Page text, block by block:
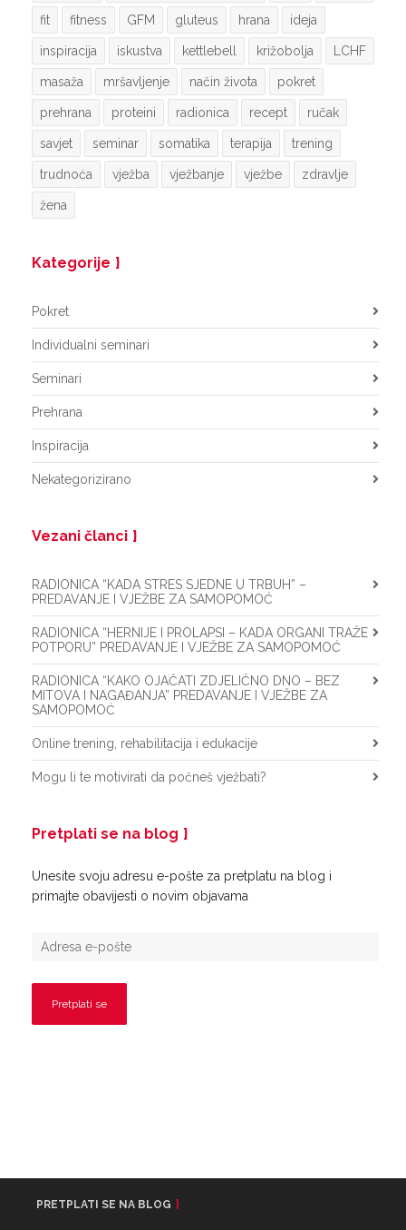
fit fitness GFM gluteus hrana ideja
inspiracija iskustva kettlebell križobolja LCHF
masaža mršavljenje način života pokret
prehrana proteini radionica recept ručak
savjet seminar somatika terapija trening
trudnoća vježba vježbanje vježbe zdravlje
žena
Kategorije
Pokret
Individualni seminari
Seminari
Prehrana
Inspiracija
Nekategorizirano
Vezani članci
RADIONICA “KADA STRES SJEDNE U TRBUH” –
PREDAVANJE I VJEŽBE ZA SAMOPOMOĆ
RADIONICA “HERNIJE I PROLAPSI – KADA ORGANI TRAŽE
POTPORU” PREDAVANJE I VJEŽBE ZA SAMOPOMOĆ
RADIONICA “KAKO OJAČATI ZDJELIČNO DNO – BEZ
MITOVA I NAGAĐANJA” PREDAVANJE I VJEŽBE ZA
SAMOPOMOĆ
Online trening, rehabilitacija i edukacije
Mogu li te motivirati da počneš vježbati?
Pretplati se na blog
Unesite svoju adresu e-pošte za pretplatu na blog i
primajte obavijesti o novim objavama
PRETPLATI SE NA BLOG